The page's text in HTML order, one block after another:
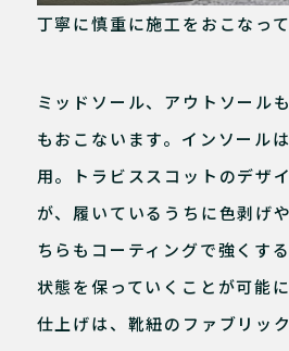
丁寧に慎重に施工をおこなって
ミッドソール、アウトソール
もおこないます。インソール
用。トラビススコットのデザ
が、履いているうちに色剥げ
ちらもコーティングで強くす
状態を保っていくことが可能
仕上げは、靴紐のファブリッ